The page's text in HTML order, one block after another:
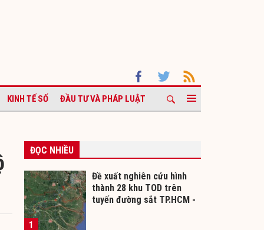
KINH TẾ SỐ ĐẦU TƯ VÀ PHÁP LUẬT
ĐỌC NHIỀU
1
Đề xuất nghiên cứu hình
thành 28 khu TOD trên
tuyến đường sắt TP.HCM -